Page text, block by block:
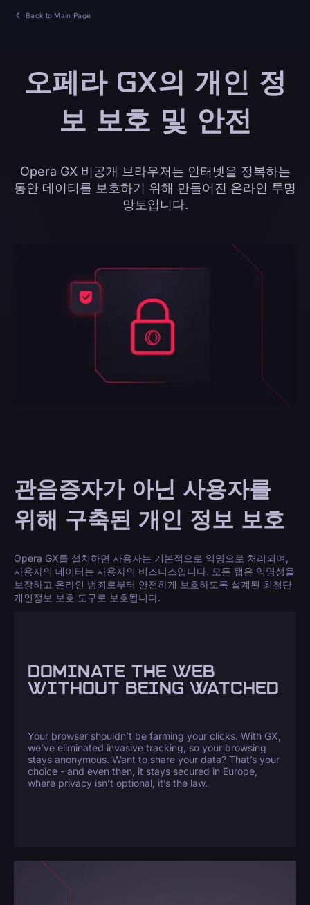
Back to Main Page
오페라 GX의 개인 정
보 보호 및 안전
Opera GX 비공개 브라우저는 인터넷을 정복하는
동안 데이터를 보호하기 위해 만들어진 온라인 투명
망토입니다.
관음증자가 아닌 사용자를
위해 구축된 개인 정보 보호
Opera GX를 설치하면 사용자는 기본적으로 익명으로 처리되며,
사용자의 데이터는 사용자의 비즈니스입니다. 모든 탭은 익명성을
보장하고 온라인 범죄로부터 안전하게 보호하도록 설계된 최첨단
개인정보 보호 도구로 보호됩니다.
DOMINATE THE WEB
WITHOUT BEING WATCHED
Your browser shouldn’t be farming your clicks. With GX,
we’ve eliminated invasive tracking, so your browsing
stays anonymous. Want to share your data? That’s your
choice - and even then, it stays secured in Europe,
where privacy isn’t optional, it’s the law.